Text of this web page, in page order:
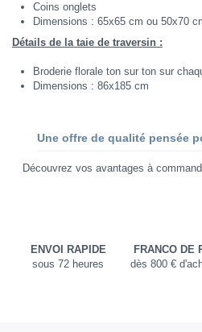
Coins onglets
Dimensions : 65x65 cm ou 50x70
Détails de la taie de traversin :
Broderie florale ton sur ton sur
Dimensions : 86x185 cm
Une offre de qualité pensée
Découvrez vos avantages à
ENVOI RAPIDE
sous 72 heures
FRANCO DE
dès 800 €